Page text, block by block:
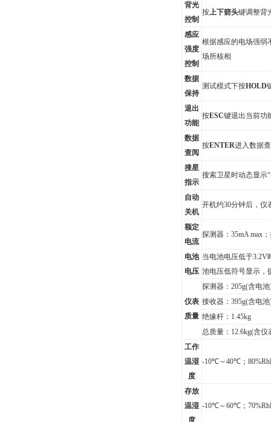
背光
控制
按上下箭头键调整背
感应
强度
控制
根据感应的电场强弱
场所核相
数据
保持
测试模式下按HOLD
退出
功能
按ESC键退出当前功
数据
查阅
按ENTER进入数据
搜星
指示
搜索卫星时动态显示
自动
关机
开机约30分钟后，仪
额定
电流
探测器：35mA max
电池
电压
当电池电压低于3.2V
池电压低符号显示，
仪表
质量
探测器：205g(含电池
接收器：395g(含电池
绝缘杆：1.45kg
总质量：12.6kg(含仪
工作
温湿
度
-10℃～40℃；80%Rh
存放
温湿
度
-10℃～60℃；70%Rh